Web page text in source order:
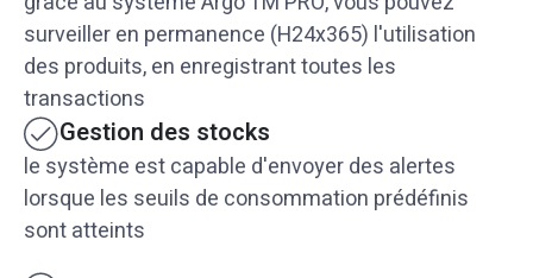
surveiller en permanence (H24x365) l'utilisation
des produits, en enregistrant toutes les
transactions
Gestion des stocks
le système est capable d'envoyer des alertes
lorsque les seuils de consommation prédéfinis
sont atteints